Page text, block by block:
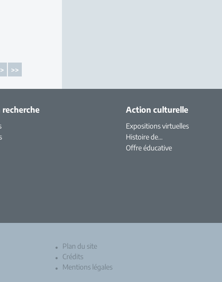
> >>
recherche Action culturelle
Expositions virtuelles
Histoire de...
Offre éducative
Plan du site
Crédits
Mentions légales